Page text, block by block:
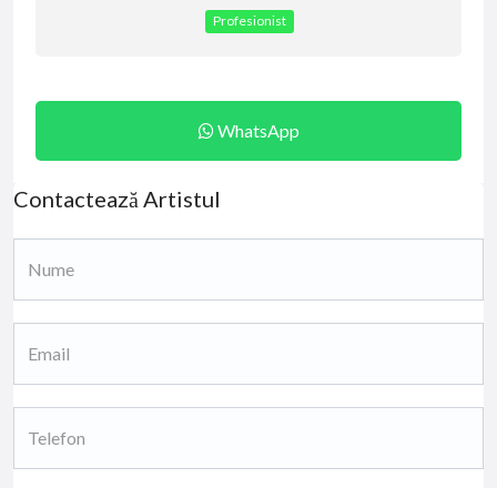
Profesionist
WhatsApp
Contactează Artistul